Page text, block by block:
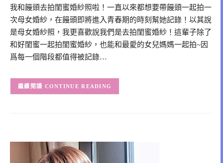
我和饅頭去拍閨蜜婚紗照啦！一直以來都想要帶饅頭一起拍一
次母女婚紗，在饅頭即將進入青春期的時刻幫她記錄！以其說
是母女婚紗照，我更喜歡說我們是去拍閨蜜婚紗！這輩子除了
和好閨蜜一起拍閨蜜婚紗，也能和最愛的女兒媽媽一起拍~因
爲每一個階段都值得被記錄…
CONTINUE READING